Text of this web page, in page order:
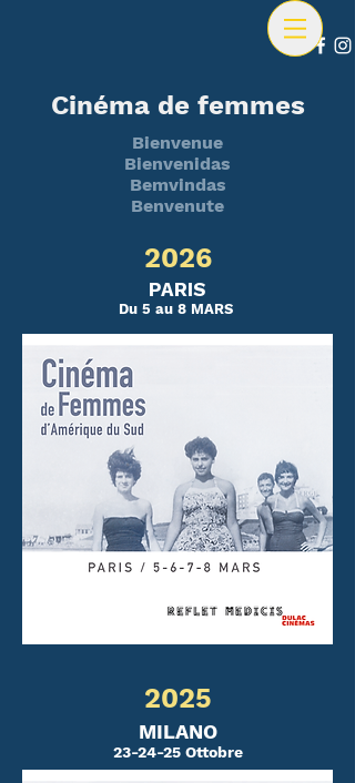
Cinéma de femmes
Bienvenue
Bienvenidas
Bemvindas
Benvenute
2026
PARIS
Du 5 au 8 MARS
2025
MILANO
23-24-25 Ottobre